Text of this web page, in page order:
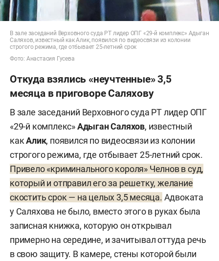
В зале заседаний Верховного суда РТ лидер ОПГ «29-й комплекс» Адыган
Саляхов, известный как Алик, появился по видеосвязи из колонии
строгого режима, где отбывает 25-летний срок
Фото: Анастасия Гусева
Откуда взялись «неучтенные» 3,5
месяца в приговоре Саляхову
В зале заседаний Верховного суда РТ лидер ОПГ
«29-й комплекс»Адыган Саляхов, известный
какАлик, появился по видеосвязи из колонии
строгого режима, где отбывает 25-летний срок.
Привело «криминального короля» Челнов в суд,
который и отправил его за решетку, желание
скостить срок — на целых 3,5 месяца. Адвоката
у Саляхова не было, вместо этого в руках была
записная книжка, которую он открывал
примерно на середине, и зачитывал оттуда речь
в свою защиту. В камере, стены которой были